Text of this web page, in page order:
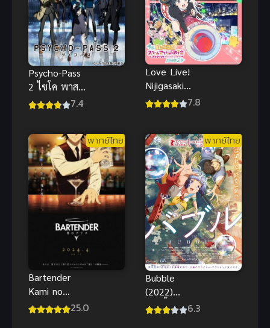
Psycho-Pass
2 ไซโค พาส
ถอดรหัสล่า7.4
Love Live!
Nijigasaki
Gakuen
Kanketsu-
hen Part1
เลิฟไลฟ์
ชมรมสคูลไอ
ดอลนิจิกะซากิ
เดอะมูฟวี่
ปัจฉิมบท พาร์
ท 1 ซับไทย
7.8
พากย์ไทย
Bartender
Kami no
Glass แก้ว25.0
พากย์ไทย
Bubble
(2022)
บับเบิ้ล พากย์
6.3